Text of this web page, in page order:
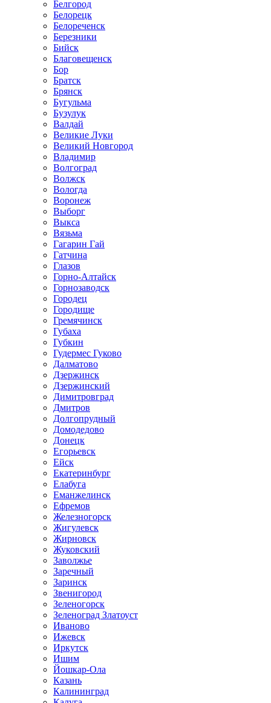
Белгород
Белорецк
Белореченск
Березники
Бийск
Благовещенск
Бор
Братск
Брянск
Бугульма
Бузулук
Валдай
Великие Луки
Великий Новгород
Владимир
Волгоград
Волжск
Вологда
Воронеж
Выборг
Выкса
Вязьма
Гагарин Гай
Гатчина
Глазов
Горно-Алтайск
Горнозаводск
Городец
Городище
Гремячинск
Губаха
Губкин
Гудермес Гуково
Далматово
Дзержинск
Дзержинский
Димитровград
Дмитров
Долгопрудный
Домодедово
Донецк
Егорьевск
Ейск
Екатеринбург
Елабуга
Еманжелинск
Ефремов
Железногорск
Жигулевск
Жирновск
Жуковский
Заволжье
Заречный
Заринск
Звенигород
Зеленогорск
Зеленоград Златоуст
Иваново
Ижевск
Иркутск
Ишим
Йошкар-Ола
Казань
Калининград